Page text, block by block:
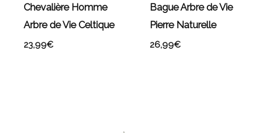
Chevalière Homme
Arbre de Vie Celtique
23,99€
Bague Arbre de Vie
Pierre Naturelle
26,99€